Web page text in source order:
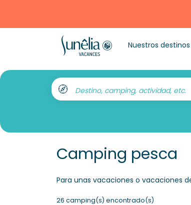
Nuestros destinos
Destino, camping, actividad, etc.
Camping pesca
Para unas vacaciones o vacaciones
26 camping(s) encontrado(s)